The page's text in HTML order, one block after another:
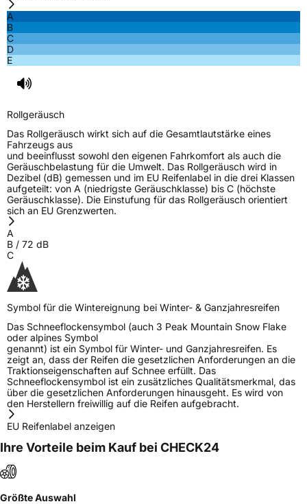
A
B
C
D
E
Rollgeräusch
Das Rollgeräusch wirkt sich auf die Gesamtlautstärke eines
Fahrzeugs aus
und beeinflusst sowohl den eigenen Fahrkomfort als auch die
Geräuschbelastung für die Umwelt. Das Rollgeräusch wird in
Dezibel (dB) gemessen und im EU Reifenlabel in die drei Klassen
aufgeteilt: von A (niedrigste Geräuschklasse) bis C (höchste
Geräuschklasse). Die Einstufung für das Rollgeräusch orientiert
sich an EU Grenzwerten.
A
B / 72 dB
C
Symbol für die Wintereignung bei Winter- & Ganzjahresreifen
Das Schneeflockensymbol (auch 3 Peak Mountain Snow Flake
oder alpines Symbol
genannt) ist ein Symbol für Winter- und Ganzjahresreifen. Es
zeigt an, dass der Reifen die gesetzlichen Anforderungen an die
Traktionseigenschaften auf Schnee erfüllt. Das
Schneeflockensymbol ist ein zusätzliches Qualitätsmerkmal, das
über die gesetzlichen Anforderungen hinausgeht. Es wird von
den Herstellern freiwillig auf die Reifen aufgebracht.
EU Reifenlabel anzeigen
Ihre Vorteile beim Kauf bei CHECK24
Größte Auswahl